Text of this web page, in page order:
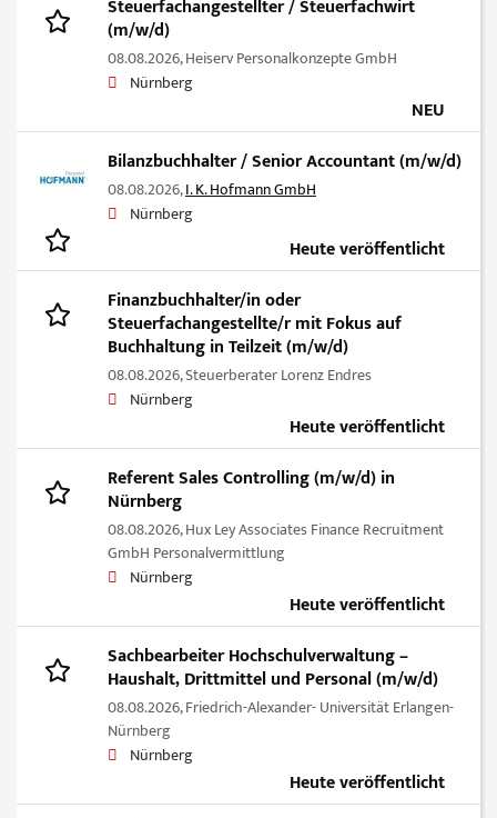
Steuerfachangestellter / Steuerfachwirt
(m/w/d)
08.08.2026,Heiserv Personalkonzepte GmbH
Nürnberg
NEU
Bilanzbuchhalter / Senior Accountant (m/w/d)
08.08.2026,I. K. Hofmann GmbH
Nürnberg
Heute veröffentlicht
Finanzbuchhalter/in oder
Steuerfachangestellte/r mit Fokus auf
Buchhaltung in Teilzeit (m/w/d)
08.08.2026,Steuerberater Lorenz Endres
Nürnberg
Heute veröffentlicht
Referent Sales Controlling (m/w/d) in
Nürnberg
08.08.2026,Hux Ley Associates Finance Recruitment
GmbH Personalvermittlung
Nürnberg
Heute veröffentlicht
Sachbearbeiter Hochschulverwaltung –
Haushalt, Drittmittel und Personal (m/w/d)
08.08.2026,Friedrich-Alexander- Universität Erlangen-
Nürnberg
Nürnberg
Heute veröffentlicht